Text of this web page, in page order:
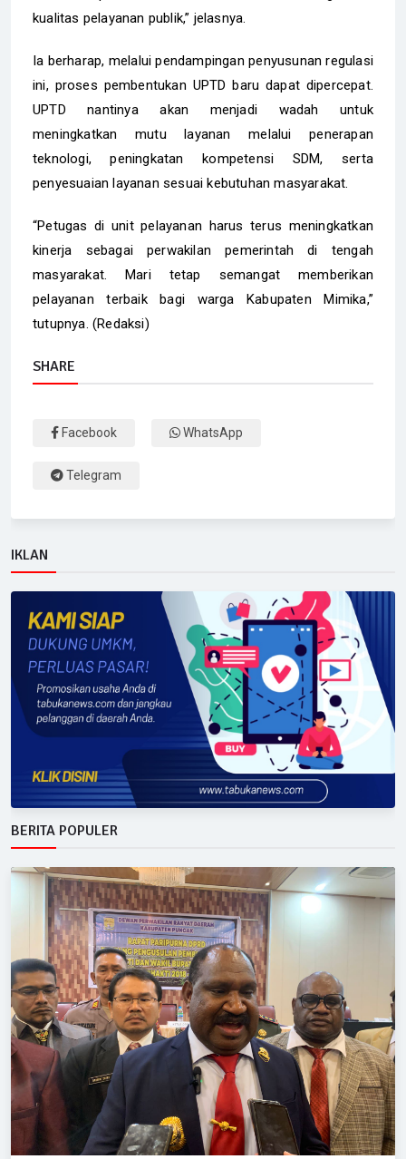
kualitas pelayanan publik,” jelasnya.
Ia berharap, melalui pendampingan penyusunan regulasi
ini, proses pembentukan UPTD baru dapat dipercepat.
UPTD nantinya akan menjadi wadah untuk
meningkatkan mutu layanan melalui penerapan
teknologi, peningkatan kompetensi SDM, serta
penyesuaian layanan sesuai kebutuhan masyarakat.
“Petugas di unit pelayanan harus terus meningkatkan
kinerja sebagai perwakilan pemerintah di tengah
masyarakat. Mari tetap semangat memberikan
pelayanan terbaik bagi warga Kabupaten Mimika,”
tutupnya. (Redaksi)
SHARE
Facebook WhatsApp
Telegram
IKLAN
BERITA POPULER